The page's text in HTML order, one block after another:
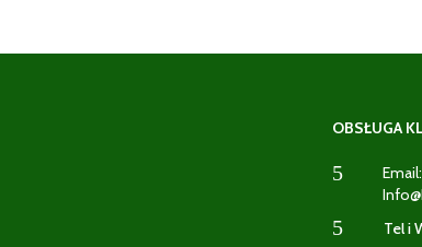
OBSŁUGA
5
Email:
5
Tel i